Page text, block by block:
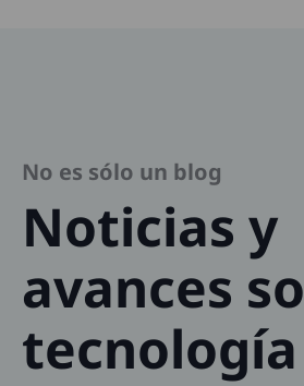
No es sólo un blog
Noticias y
avances
tecnología